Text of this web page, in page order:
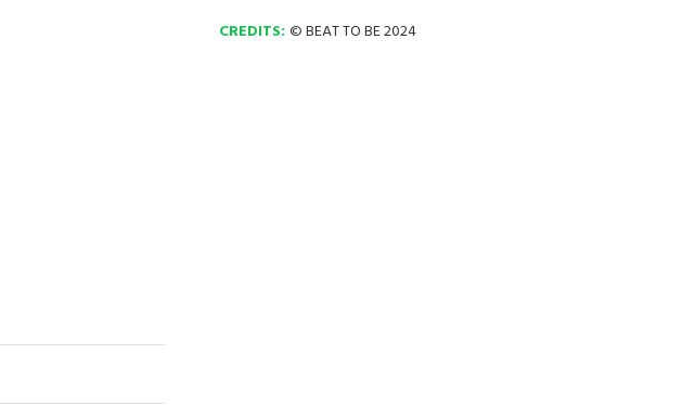
CREDITS: © BEAT TO BE 2024